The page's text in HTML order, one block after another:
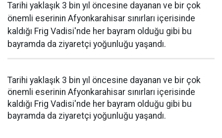
Tarihi yaklaşık 3 bin yıl öncesine dayanan ve bir çok
önemli eserinin Afyonkarahisar sınırları içerisinde
kaldığı Frig Vadisi'nde her bayram olduğu gibi bu
bayramda da ziyaretçi yoğunluğu yaşandı.
Tarihi yaklaşık 3 bin yıl öncesine dayanan ve bir çok
önemli eserinin Afyonkarahisar sınırları içerisinde
kaldığı Frig Vadisi'nde her bayram olduğu gibi bu
bayramda da ziyaretçi yoğunluğu yaşandı.